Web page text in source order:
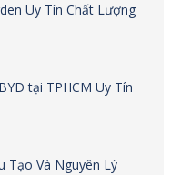
Uy Tín Chất Lượng
tại TPHCM Uy Tín
Tạo Và Nguyên Lý